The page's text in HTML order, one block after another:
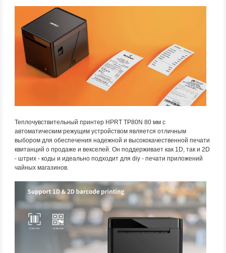
Теплочувствительный принтер HPRT TP80N 80 мм с
автоматическим режущим устройством является отличным
выбором для обеспечения надежной и высококачественной печати
квитанций о продаже и векселей. Он поддерживает как 1D, так и 2D
- штрих - коды и идеально подходит для diy - печати приложений
чайных магазинов.